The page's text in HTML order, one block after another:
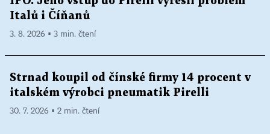
Italů i Číňanů
3. 8. 2026 ▪ 3 min. čtení
Strnad koupil od čínské firmy 14 procent v
italském výrobci pneumatik Pirelli
30. 7. 2026 ▪ 2 min. čtení